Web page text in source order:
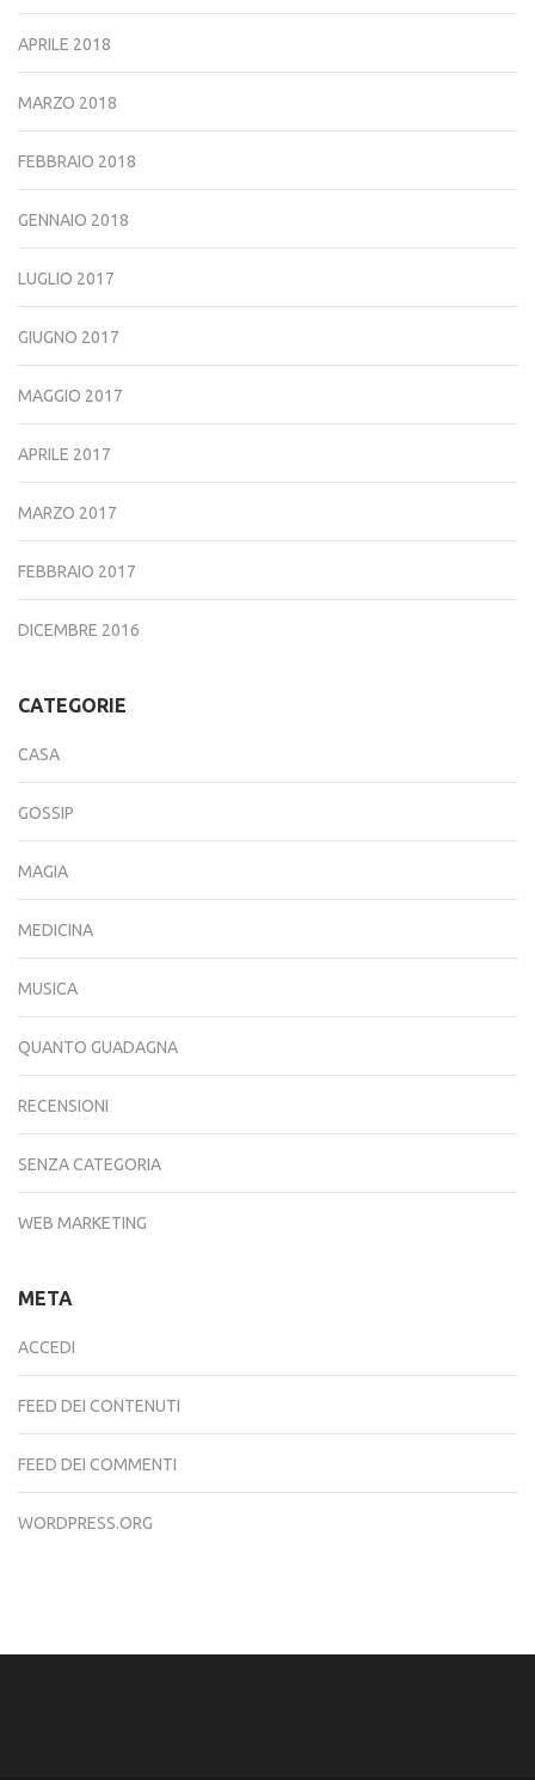
APRILE 2018
MARZO 2018
FEBBRAIO 2018
GENNAIO 2018
LUGLIO 2017
GIUGNO 2017
MAGGIO 2017
APRILE 2017
MARZO 2017
FEBBRAIO 2017
DICEMBRE 2016
CATEGORIE
CASA
GOSSIP
MAGIA
MEDICINA
MUSICA
QUANTO GUADAGNA
RECENSIONI
SENZA CATEGORIA
WEB MARKETING
META
ACCEDI
FEED DEI CONTENUTI
FEED DEI COMMENTI
WORDPRESS.ORG